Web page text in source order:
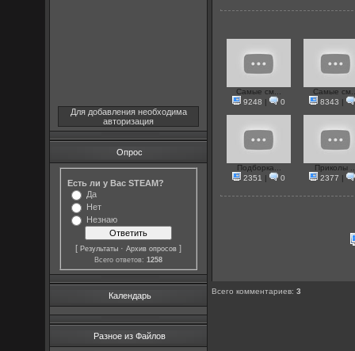
Для добавления необходима
авторизация
Опрос
Есть ли у Вас STEAM?
Да
Нет
Незнаю
[Результаты ·Архив опросов ]
Всего ответов:1258
Календарь
Разное из Файлов
Самые см...
9248 | 0
Самые
8343 |
Подборка...
2351 | 0
Приколы
2377 |
Всего комментариев:3